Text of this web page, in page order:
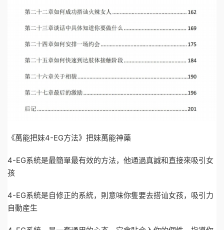
《萬能把妹4-EG方法》把妹萬能神藥
4-EG系統是最簡單最有效的方法，他通過真誠和直接來吸引女
孩
4-EG系統是自修正的系統，則意味你隻要去搭讪女孩，吸引力
自動産生